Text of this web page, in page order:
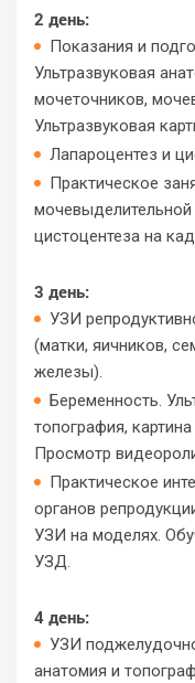
2 день:
Показания и
Ультразвуковая
мочеточников,
Ультразвуковая
Лапароцентез и
Практическое
цистоцентеза на
3 день:
УЗИ
(матки, яичников,
железы).
Беременность.
топография,
Просмотр
Практическое
органов
УЗИ на моделях.
УЗД.
4 день:
УЗИ
анатомия и